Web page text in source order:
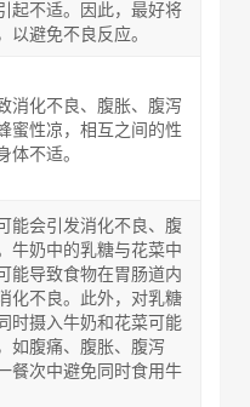
起不适。因此，最好将
避免不良反应。
消化不良、腹胀、腹泻
蜜性凉，相互之间的性
不适。
能会引发消化不良、腹
牛奶中的乳糖与花菜中
能导致食物在胃肠道内
化不良。此外，对乳糖
时摄入牛奶和花菜可能
如腹痛、腹胀、腹泻
餐次中避免同时食用牛